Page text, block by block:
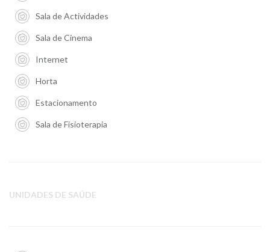
Sala de Actividades
Sala de Cinema
Internet
Horta
Estacionamento
Sala de Fisioterapia
UNIDADES DE SAÚDE